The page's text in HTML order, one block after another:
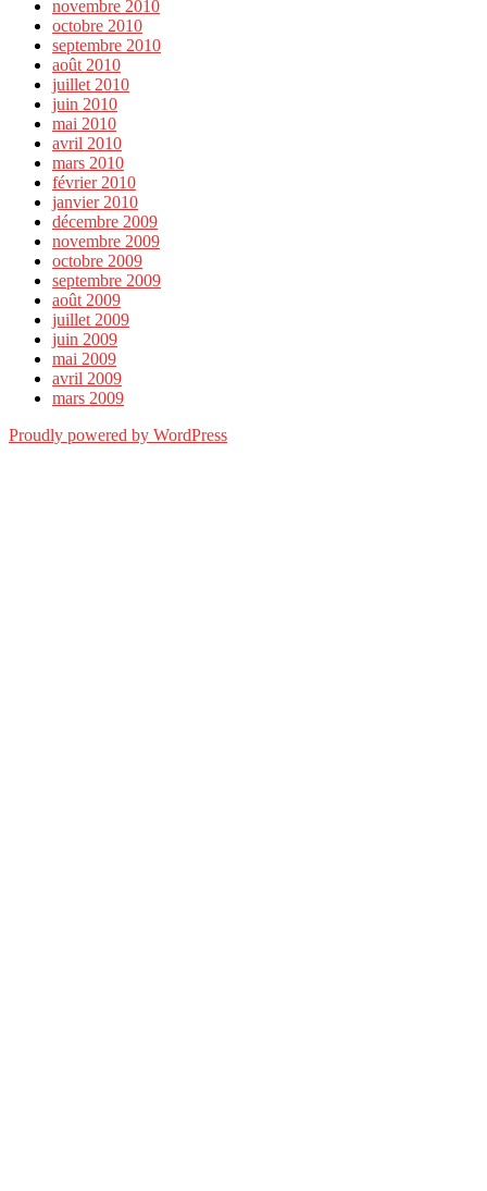
novembre 2010
octobre 2010
septembre 2010
août 2010
juillet 2010
juin 2010
mai 2010
avril 2010
mars 2010
février 2010
janvier 2010
décembre 2009
novembre 2009
octobre 2009
septembre 2009
août 2009
juillet 2009
juin 2009
mai 2009
avril 2009
mars 2009
Proudly powered by WordPress